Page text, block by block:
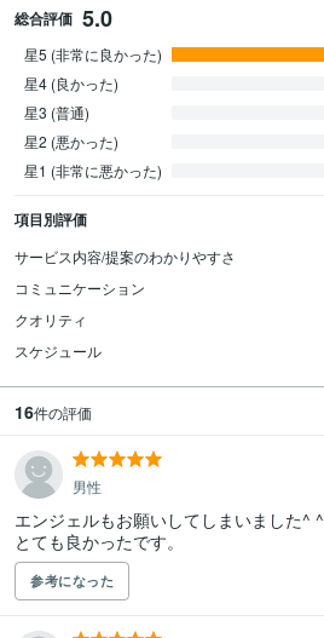
総合評価 5.0
星5 (非常に良かった)
星4 (良かった)
星3 (普通)
星2 (悪かった)
星1 (非常に悪かった)
項目別評価
サービス内容/提案のわかりやすさ
コミュニケーション
クオリティ
スケジュール
16件の評価
男性
エンジェルもお願いしてしまいました^ ^
とても良かったです。
参考になった